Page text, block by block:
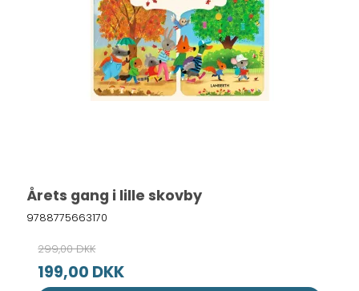
Årets gang i lille skovby
9788775663170
299,00 DKK
199,00 DKK